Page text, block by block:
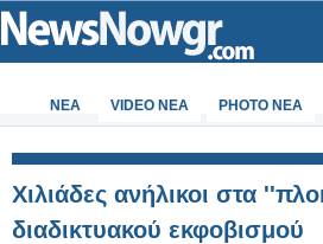
ΝΕΑ VIDEO NEA PHOTO NEA
Χιλιάδες ανήλικοι στα
διαδικτυακού εκφοβισμού